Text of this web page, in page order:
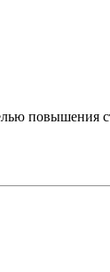
повышения